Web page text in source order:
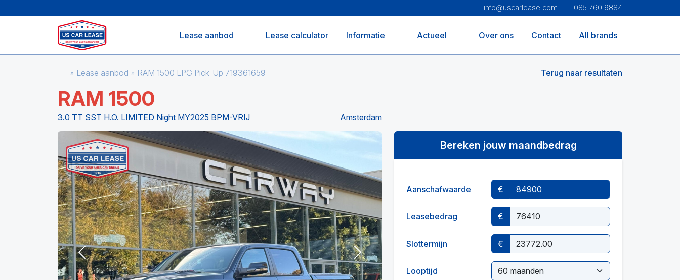
info@uscarlease.com 085 760 9884
Lease aanbod Lease calculator Informatie Actueel Over ons Contact All brands
Lease aanbod RAM 1500 LPG Pick-Up 719361659 Terug naar resultaten
RAM 1500
3.0 TT SST H.O. LIMITED Night MY2025 BPM-VRIJ Amsterdam
Previous Next
Bereken jouw maandbedrag
Aanschafwaarde €
Leasebedrag €
Slottermijn €
Looptijd